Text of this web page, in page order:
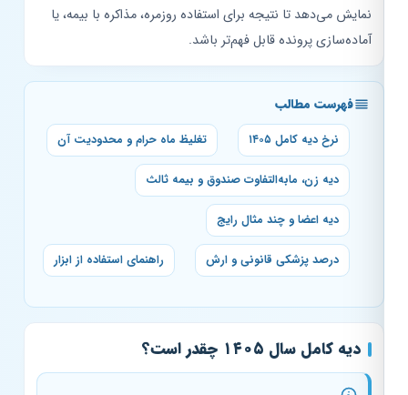
نمایش می‌دهد تا نتیجه برای استفاده روزمره، مذاکره با بیمه، یا
آماده‌سازی پرونده قابل فهم‌تر باشد.
فهرست مطالب
نرخ دیه کامل ۱۴۰۵ تغلیظ ماه حرام و محدودیت آن
دیه زن، مابه‌التفاوت صندوق و بیمه ثالث
دیه اعضا و چند مثال رایج
درصد پزشکی قانونی و ارش راهنمای استفاده از ابزار
دیه کامل سال ۱۴۰۵ چقدر است؟